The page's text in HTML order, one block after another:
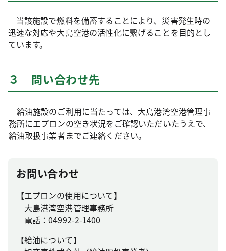
当該施設で燃料を備蓄することにより、災害発生時の
迅速な対応や大島空港の活性化に繋げることを目的とし
ています。
３ 問い合わせ先
給油施設のご利用に当たっては、大島港湾空港管理事
務所にエプロンの空き状況をご確認いただいたうえで、
給油取扱事業者までご連絡ください。
お問い合わせ
【エプロンの使用について】
大島港湾空港管理事務所
電話：04992-2-1400
【給油について】